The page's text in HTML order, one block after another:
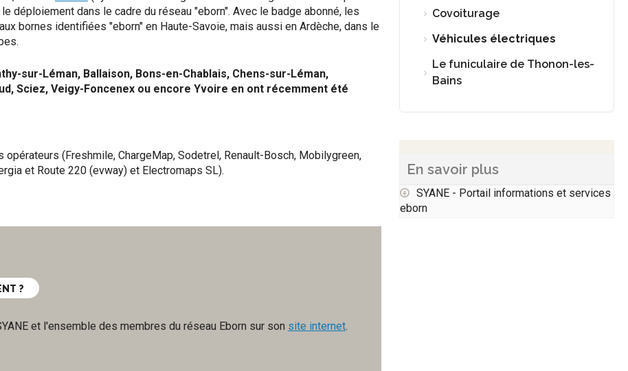
déploiement dans le cadre du réseau "eborn". Avec le badge abonné, les
bornes identifiées "eborn" en Haute-Savoie, mais aussi en Ardèche, dans le
sur-Léman, Ballaison, Bons-en-Chablais, Chens-sur-Léman,
Sciez, Veigy-Foncenex ou encore Yvoire en ont récemment été
(Freshmile, ChargeMap, Sodetrel, Renault-Bosch, Mobilygreen,
et Route 220 (evway) et Electromaps SL).
?
et l'ensemble des membres du réseau Eborn sur son site internet.
Covoiturage
Véhicules électriques
Le funiculaire de Thonon-les-
Bains
En savoir plus
SYANE - Portail informations et services
eborn